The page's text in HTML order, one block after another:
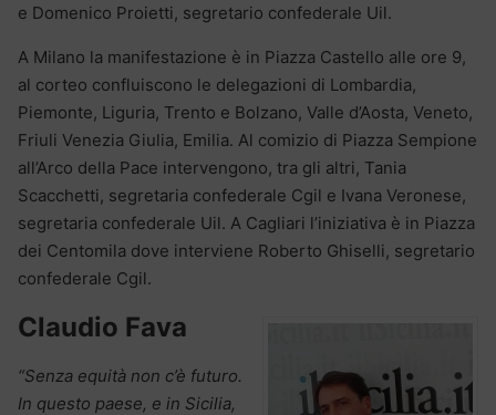
e Domenico Proietti, segretario confederale Uil.
A Milano la manifestazione è in Piazza Castello alle ore 9,
al corteo confluiscono le delegazioni di Lombardia,
Piemonte, Liguria, Trento e Bolzano, Valle d’Aosta, Veneto,
Friuli Venezia Giulia, Emilia. Al comizio di Piazza Sempione
all’Arco della Pace intervengono, tra gli altri, Tania
Scacchetti, segretaria confederale Cgil e Ivana Veronese,
segretaria confederale Uil. A Cagliari l’iniziativa è in Piazza
dei Centomila dove interviene Roberto Ghiselli, segretario
confederale Cgil.
Claudio Fava
“Senza equità non c’è futuro.
In questo paese, e in Sicilia,